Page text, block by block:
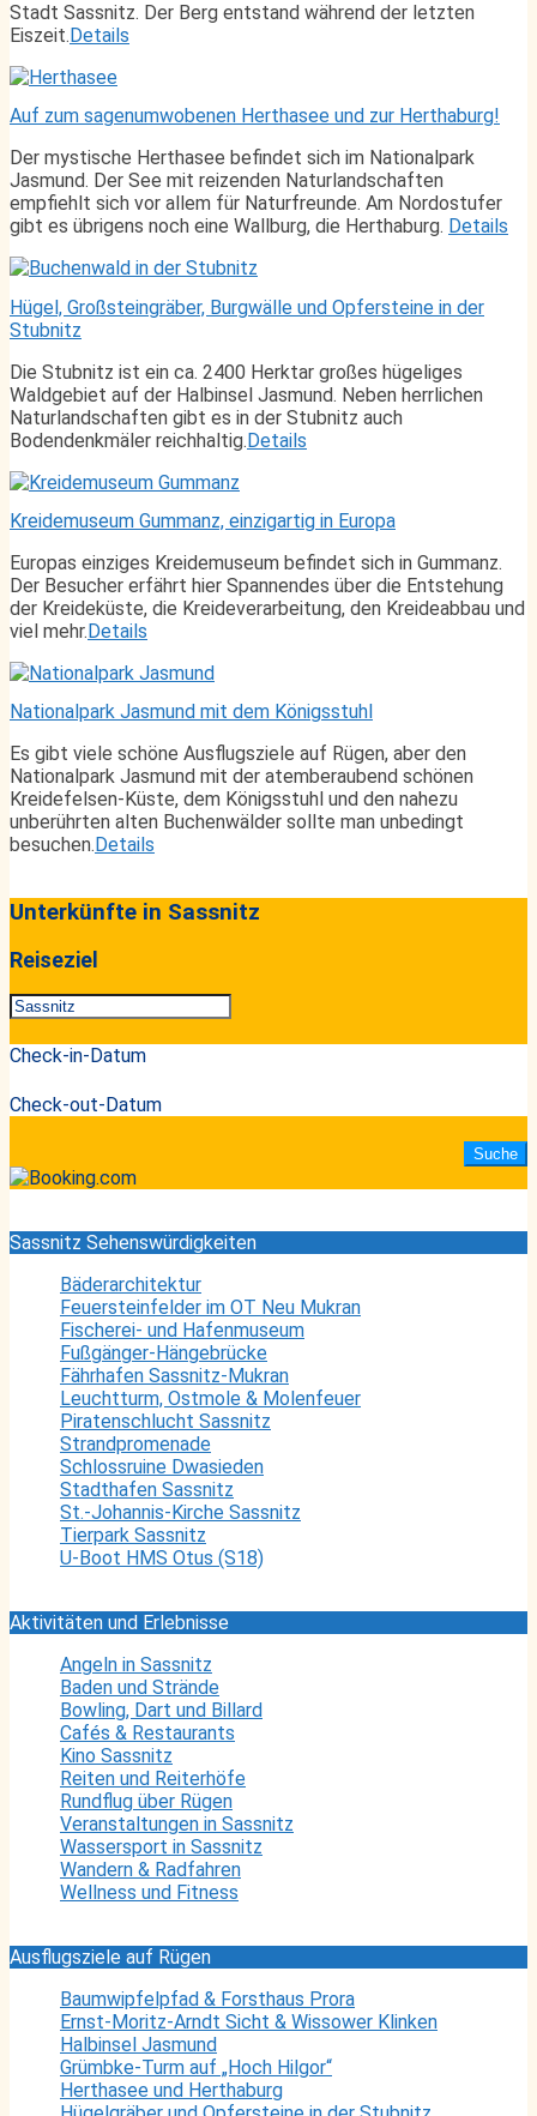
Stadt Sassnitz. Der Berg entstand während der letzten
Eiszeit.Details
Auf zum sagenumwobenen Herthasee und zur Herthaburg!
Der mystische Herthasee befindet sich im Nationalpark
Jasmund. Der See mit reizenden Naturlandschaften
empfiehlt sich vor allem für Naturfreunde. Am Nordostufer
gibt es übrigens noch eine Wallburg, die Herthaburg. Details
Hügel, Großsteingräber, Burgwälle und Opfersteine in der
Stubnitz
Die Stubnitz ist ein ca. 2400 Herktar großes hügeliges
Waldgebiet auf der Halbinsel Jasmund. Neben herrlichen
Naturlandschaften gibt es in der Stubnitz auch
Bodendenkmäler reichhaltig.Details
Kreidemuseum Gummanz, einzigartig in Europa
Europas einziges Kreidemuseum befindet sich in Gummanz.
Der Besucher erfährt hier Spannendes über die Entstehung
der Kreideküste, die Kreideverarbeitung, den Kreideabbau und
viel mehr.Details
Nationalpark Jasmund mit dem Königsstuhl
Es gibt viele schöne Ausflugsziele auf Rügen, aber den
Nationalpark Jasmund mit der atemberaubend schönen
Kreidefelsen-Küste, dem Königsstuhl und den nahezu
unberührten alten Buchenwälder sollte man unbedingt
besuchen. Details
Unterkünfte in Sassnitz
Reiseziel
Check-in-Datum
Check-out-Datum
Sassnitz Sehenswürdigkeiten
Bäderarchitektur
Feuersteinfelder im OT Neu Mukran
Fischerei- und Hafenmuseum
Fußgänger-Hängebrücke
Fährhafen Sassnitz-Mukran
Leuchtturm, Ostmole & Molenfeuer
Piratenschlucht Sassnitz
Strandpromenade
Schlossruine Dwasieden
Stadthafen Sassnitz
St.-Johannis-Kirche Sassnitz
Tierpark Sassnitz
U-Boot HMS Otus (S18)
Aktivitäten und Erlebnisse
Angeln in Sassnitz
Baden und Strände
Bowling, Dart und Billard
Cafés & Restaurants
Kino Sassnitz
Reiten und Reiterhöfe
Rundflug über Rügen
Veranstaltungen in Sassnitz
Wassersport in Sassnitz
Wandern & Radfahren
Wellness und Fitness
Ausflugsziele auf Rügen
Baumwipfelpfad & Forsthaus Prora
Ernst-Moritz-Arndt Sicht & Wissower Klinken
Halbinsel Jasmund
Grümbke-Turm auf „Hoch Hilgor“
Herthasee und Herthaburg